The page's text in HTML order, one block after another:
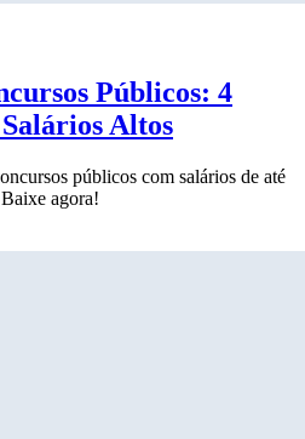
Públicos: 4
Altos
públicos com salários de até
agora!